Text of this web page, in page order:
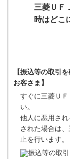
三菱ＵＦ
時はどこ
【振込等の取引
お客さま】
すぐに三菱Ｕ
い。
他人に悪用さ
された場合は
止を行います。
振込等の取